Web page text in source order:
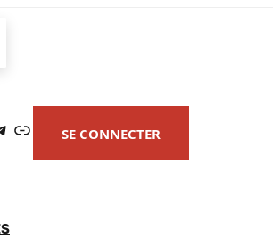
Lien SE CONNECTER